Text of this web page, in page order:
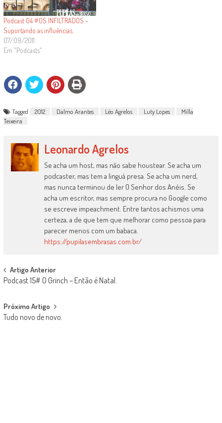
Podcast 04 #OS INFILTRADOS –
Suportando as influências.
07/09/2011
Em "Podcasts"
Tagged 2012 Dalmo Arantes Léo Agrelos Luty Lopes
Milla
Teixeira
Leonardo Agrelos
Se acha um host, mas não sabe houstear. Se acha um
podcaster, mas tem a linguá presa. Se acha um nerd,
mas nunca terminou de ler O Senhor dos Anéis. Se
acha um escritor, mas sempre procura no Google como
se escreve impeachment. Entre tantos achismos uma
certeza, a de que tem que melhorar como pessoa para
parecer menos com um babaca.
https://pupilasembrasas.com.br/
Post
navigation
Artigo Anterior
Podcast 15# O Grinch – Então é Natal.
Próximo Artigo
Tudo novo de novo.